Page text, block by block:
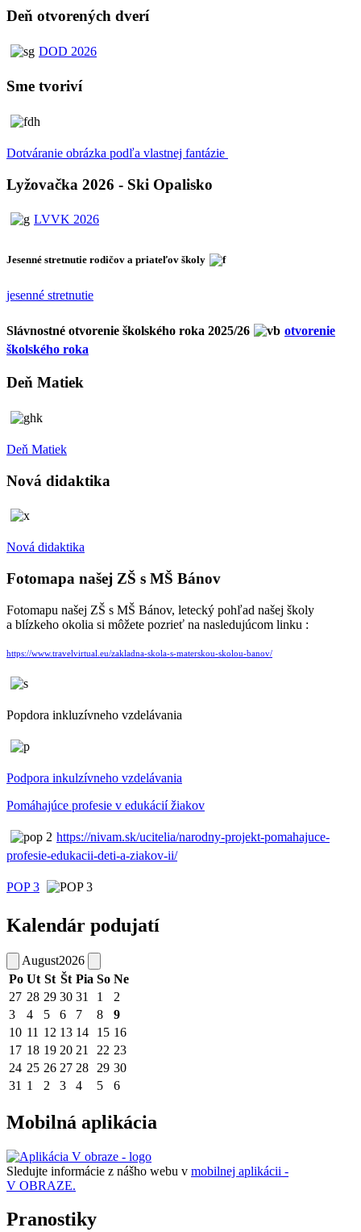
Deň otvorených dverí
DOD 2026
Sme tvoriví
Dotváranie obrázka podľa vlastnej fantázie
Lyžovačka 2026 - Ski Opalisko
LVVK 2026
Jesenné stretnutie rodičov a priateľov školy
jesenné stretnutie
Slávnostné otvorenie školského roka 2025/26
otvorenie
školského roka
Deň Matiek
Deň Matiek
Nová didaktika
Nová didaktika
Fotomapa našej ZŠ s MŠ Bánov
Fotomapu našej ZŠ s MŠ Bánov, letecký pohľad našej školy
a blízkeho okolia si môžete pozrieť na nasledujúcom linku :
https://www.travelvirtual.eu/zakladna-skola-s-materskou-skolou-banov/
Popdora inkluzívneho vzdelávania
Podpora inkulzívneho vzdelávania
Pomáhajúce profesie v edukácií žiakov
https://nivam.sk/ucitelia/narodny-projekt-pomahajuce-
profesie-edukacii-deti-a-ziakov-ii/
POP 3
Kalendár podujatí
August2026
Po Ut St Št Pia So Ne
27 28 29 30 31 1
2
3
4 5 6 7 8
9
10 11 12 13 14 15 16
17 18 19 20 21 22 23
24 25 26 27 28 29 30
31 1 2 3 4 5 6
Mobilná aplikácia
Sledujte informácie z nášho webu v mobilnej aplikácii -
V OBRAZE.
Pranostiky